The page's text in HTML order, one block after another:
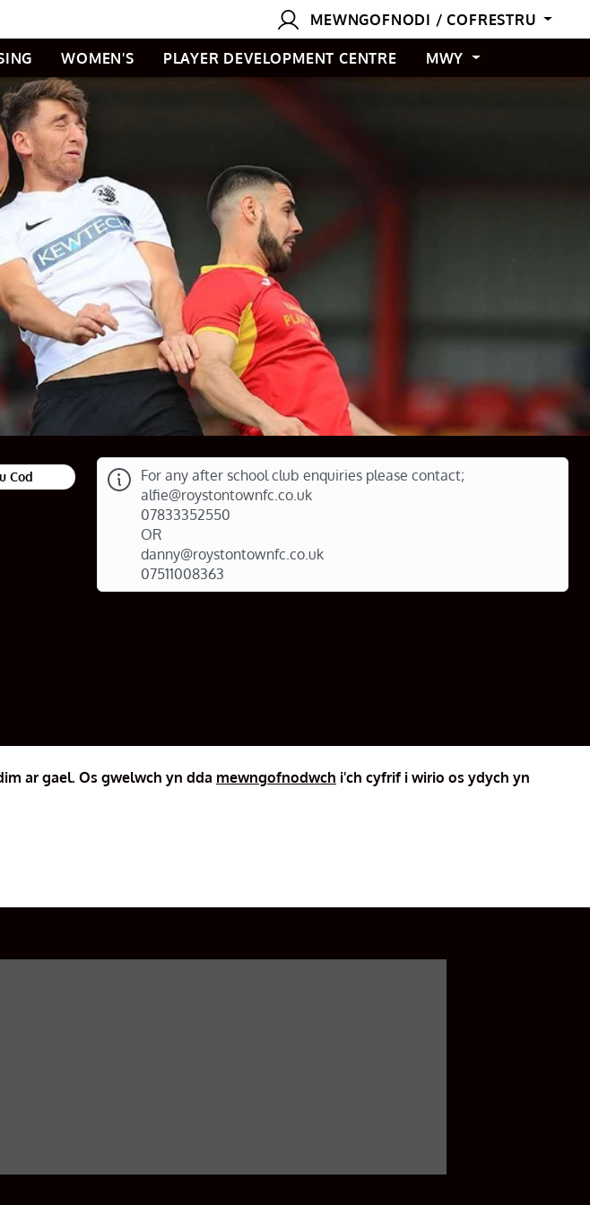
MEWNGOFNODI / COFRESTRU
WOMEN'S PLAYER DEVELOPMENT CENTRE MWY
Cod
For any after school club enquiries please contact;
alfie@roystontownfc.co.uk
07833352550
OR
danny@roystontownfc.co.uk
07511008363
ar gael. Os gwelwch yn dda mewngofnodwch i'ch cyfrif i wirio os ydych yn